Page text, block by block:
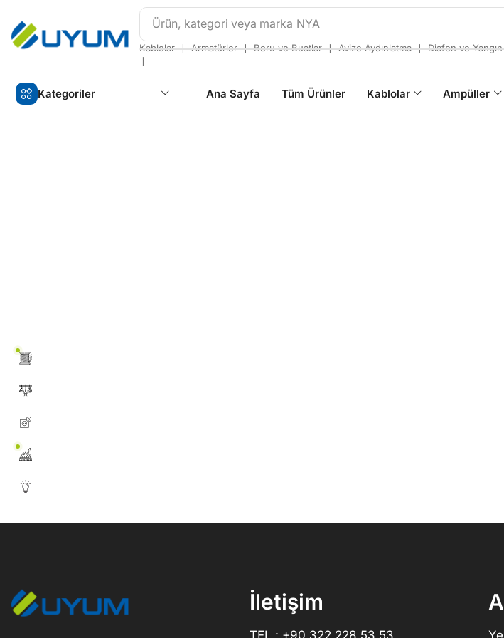
Ürün, kategori veya marka NYA
Kablolar ❘ Armatürler ❘ Boru ve Buatlar ❘ Avize Aydınlatma ❘ Diafon ve
❘
Kategoriler Ana Sayfa Tüm Ürünler Kablolar Ampüller
İletişim